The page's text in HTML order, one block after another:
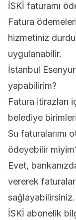
İSKİ faturamı
Fatura
hizmetiniz
uygulanabilir.
İstanbul
yapabilirim?
Fatura itirazları
belediye
Su faturalarımı
ödeyebilir
Evet,
vererek
sağlayabilirsiniz.
İSKİ abonelik